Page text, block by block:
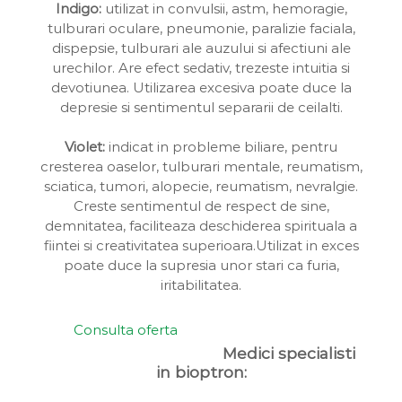
Indigo:utilizat in convulsii, astm, hemoragie,
tulburari oculare, pneumonie, paralizie faciala,
dispepsie, tulburari ale auzului si afectiuni ale
urechilor. Are efect sedativ, trezeste intuitia si
devotiunea. Utilizarea excesiva poate duce la
depresie si sentimentul separarii de ceilalti.
Violet: indicat in probleme biliare, pentru
cresterea oaselor, tulburari mentale, reumatism,
sciatica, tumori, alopecie, reumatism, nevralgie.
Creste sentimentul de respect de sine,
demnitatea, faciliteaza deschiderea spirituala a
fiintei si creativitatea superioara.Utilizat in exces
poate duce la supresia unor stari ca furia,
iritabilitatea.
Consulta oferta
Medici specialisti
in bioptron: